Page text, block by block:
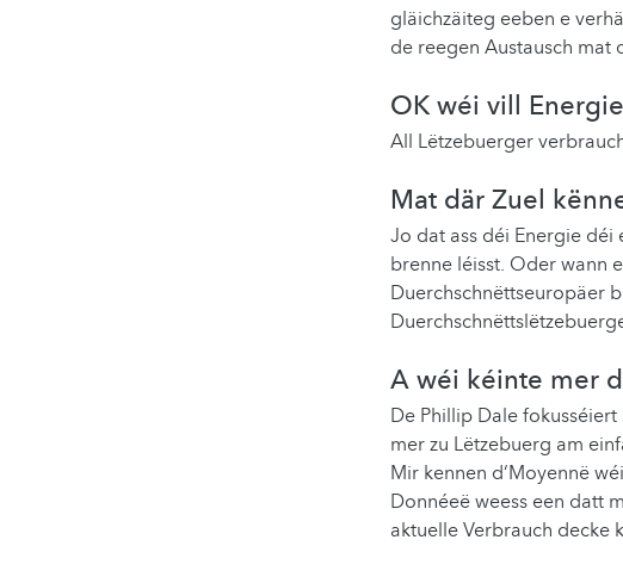
gläichzäiteg eeben e
de reegen Austausch mat
OK wéi vill
All Lëtzebuerger
Mat där Zuel
Jo dat ass déi Energie déi
brenne léisst. Oder wann
Duerchschnëttseuropäer
A wéi kéinte mer
De Phillip Dale
mer zu Lëtzebuerg am
Mir kennen d‘Moyennë
Donnéeë weess een datt
aktuelle Verbrauch decke